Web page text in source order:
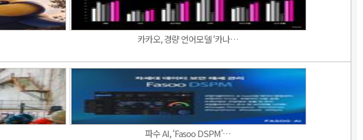
카카오, 경량 언어모델 ‘카나…
파수 AI, ‘Fasoo DSPM’…